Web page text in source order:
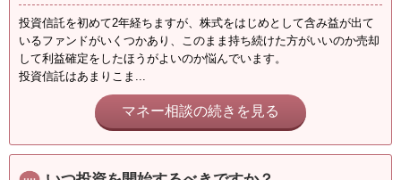
投資信託を初めて2年経ちますが、株式をはじめとして含み益が出て
いるファンドがいくつかあり、このまま持ち続けた方がいいのか売却
して利益確定をしたほうがよいのか悩んでいます。
投資信託はあまりこま...
マネー相談の続きを見る